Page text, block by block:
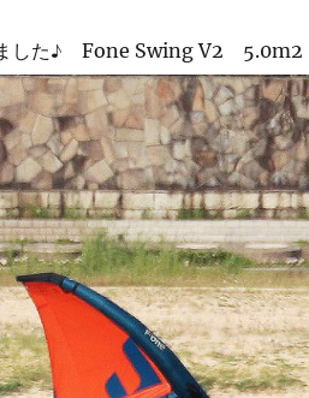
ました♪ Fone Swing V2 5.0m2